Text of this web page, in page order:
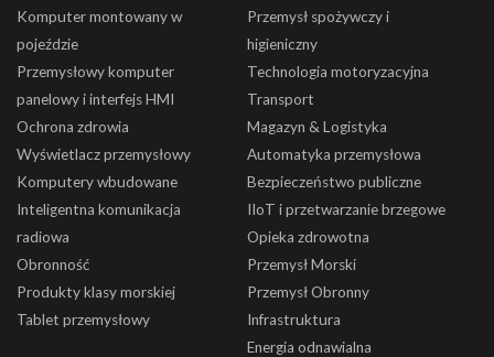
Komputer montowany w
pojeździe
Przemysłowy komputer
panelowy i interfejs HMI
Ochrona zdrowia
Wyświetlacz przemysłowy
Komputery wbudowane
Inteligentna komunikacja
radiowa
Obronność
Produkty klasy morskiej
Tablet przemysłowy
Przemysł spożywczy i
higieniczny
Technologia motoryzacyjna
Transport
Magazyn & Logistyka
Automatyka przemysłowa
Bezpieczeństwo publiczne
IIoT i przetwarzanie brzegowe
Opieka zdrowotna
Przemysł Morski
Przemysł Obronny
Infrastruktura
Energia odnawialna